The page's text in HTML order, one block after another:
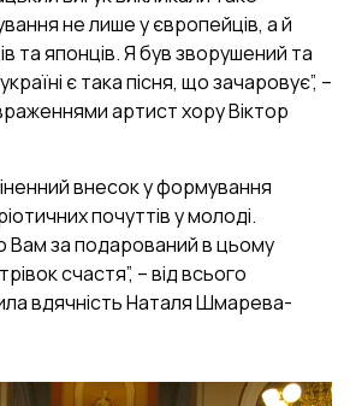
не лише у європейців, а й
та японців. Я був зворушений та
є така пісня, що зачаровує”, –
артист хору Віктор
внесок у формування
почуттів у молоді.
за подарований в цьому
счастя”, – від всього
вдячність Наталя Шмарева-